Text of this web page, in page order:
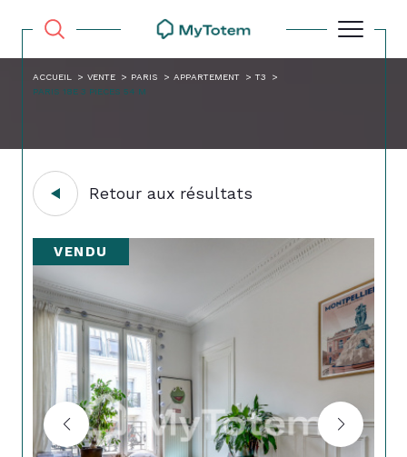
ACCUEIL VENTE PARIS APPARTEMENT
T3
PARIS 18E 3 PIECES 54 M
Retour aux résultats
VENDU